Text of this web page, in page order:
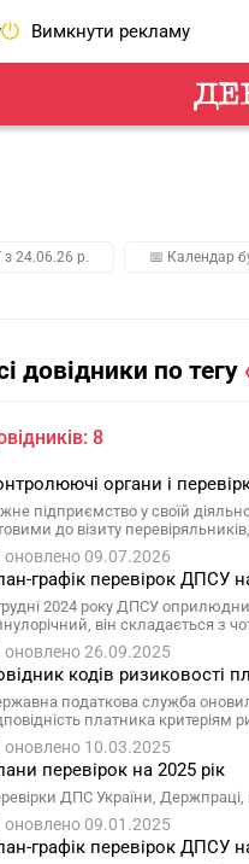
Вимкнути рекламу
24.06.26 р. 📅 Календар
довідники по тегу
8
органи і
підприємство у своїй
до візиту
оновлено 09.07.2026
графік перевірок ДПСУ
2024 року ДПСУ
він складається з
оновлено 26.09.2025
кодів ризиковості
податкова служба
платника критеріям
оновлено 10.03.2025
перевірок на 2025 рік
ДПС України, Держпраці,
оновлено 09.01.2025
графік перевірок ДПСУ